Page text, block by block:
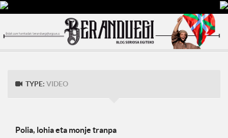
TYPE: VIDEO
Polia, lohia eta monje tranpa